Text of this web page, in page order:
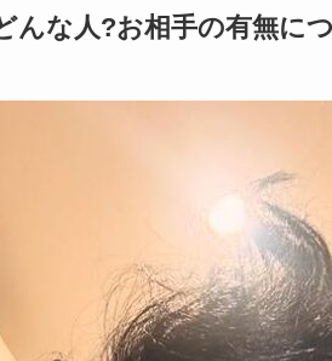
んな人?お相手の有無に